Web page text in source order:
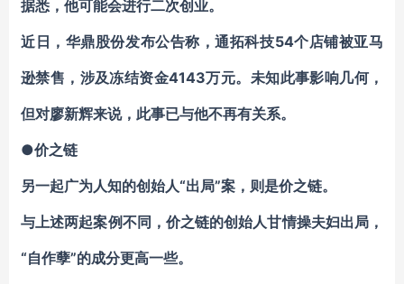
据悉，他可能会进行二次创业。
近日，华鼎股份发布公告称，通拓科技54个店铺被亚马
逊禁售，涉及冻结资金4143万元。未知此事影响几何，
但对廖新辉来说，此事已与他不再有关系。
●价之链
另一起广为人知的创始人“出局”案，则是价之链。
与上述两起案例不同，价之链的创始人甘情操夫妇出局，
“自作孽”的成分更高一些。